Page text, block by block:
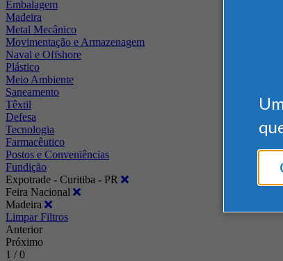
Embalagem
Madeira
Metal Mecânico
Movimentação e Armazenagem
Naval e Offshore
Plástico
Meio Ambiente
Saneamento
Têxtil
Defesa
Tecnologia
Farmacêutico
Postos e Conveniências
Fundição
Expotrade - Curitiba - PR
Feira Nacional
Madeira
Limpar Filtros
Anterior
Próximo
1 / 0